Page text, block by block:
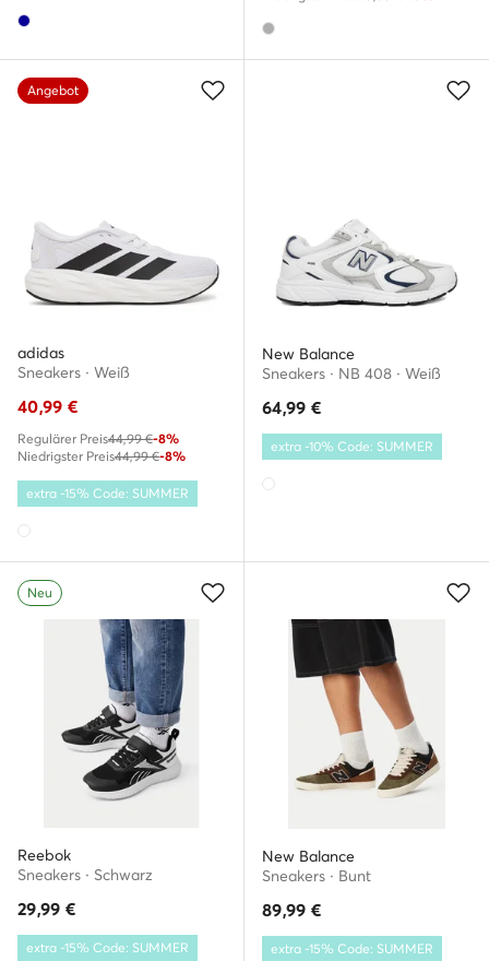
Angebot
adidas
Sneakers · Weiß
40,99 €
Regulärer Preis44,99 €-8%
Niedrigster Preis44,99 €-8%
extra -15% Code: SUMMER
New Balance
Sneakers · NB 408 · Weiß
64,99 €
extra -10% Code: SUMMER
Neu
Reebok
Sneakers · Schwarz
29,99 €
extra -15% Code: SUMMER
New Balance
Sneakers · Bunt
89,99 €
extra -15% Code: SUMMER